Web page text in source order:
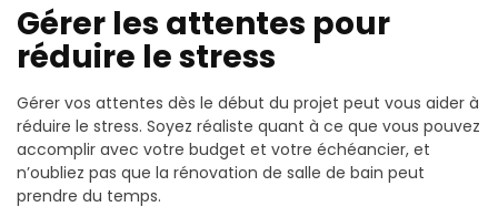
Gérer les attentes pour
réduire le stress
Gérer vos attentes dès le début du projet peut vous aider à
réduire le stress. Soyez réaliste quant à ce que vous pouvez
accomplir avec votre budget et votre échéancier, et
n’oubliez pas que la rénovation de salle de bain peut
prendre du temps.